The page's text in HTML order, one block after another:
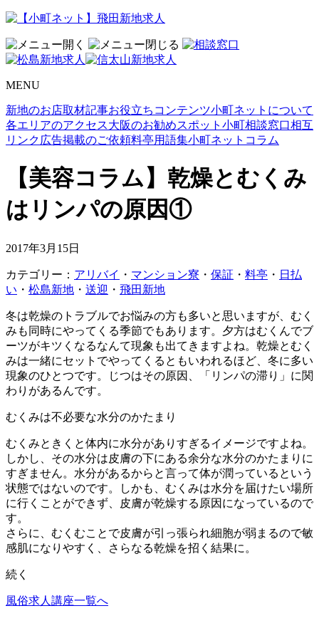
MENU
新地のお店取材記事お役立ちコンテンツ小町ネットについて
各エリアのアクセス大阪のお勧めスポット 小町相談窓口相互
リンク 広告掲載のご依頼料亭用語集小町ネットコラム
【美容コラム】乾燥とむくみ
はリンパの原因①
2017年3月15日
カテゴリー： アリバイ ・ マンション寮 ・ 保証 ・ 料亭 ・ 日払
い ・ 松島新地 ・ 送迎 ・ 飛田新地
冬は乾燥のトラブルでお悩みの方も多いと思いますが、むく
みも同時にやってくる季節でもあります。夕方はむくんでブ
ーツがキツくなるなんて現象も出てきますよね。乾燥とむく
みは一緒にセットでやってくるともいわれるほど、冬に多い
現象のひとつです。じつはその原因、「リンパの滞り」に関
わりがあるんです。
むくみは不必要な水分のかたまり
むくみときくと体内に水分がありすぎるイメージですよね。
しかし、その水分は皮膚の下にある余分な水分のかたまりに
すぎません。水分があるからと言って体が潤っているという
状態ではないのです。しかも、むくみは水分を届けたい場所
に行くことができず、皮膚が乾燥する原因になっているので
す。
さらに、むくむことで皮膚が引っ張られ細胞が弱まるので敏
感肌になりやすく、さらなる乾燥を招く結果に。
続く
風俗求人講座一覧へ